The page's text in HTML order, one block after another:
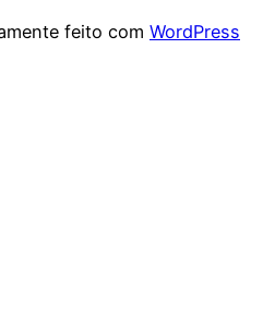
feito com WordPress